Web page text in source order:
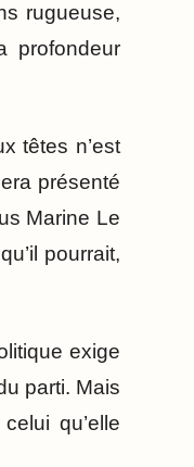
rugueuse,
profondeur
têtes n’est
présenté
Marine Le
pourrait,
exige
parti. Mais
qu’elle